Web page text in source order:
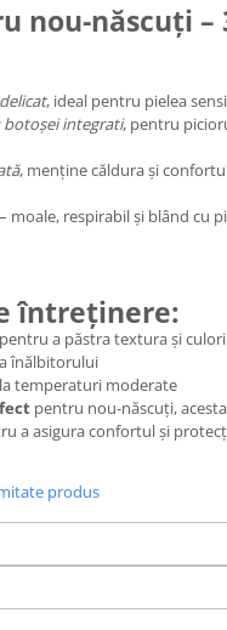
nou-născuți –
, ideal pentru pielea
botoșei integrati, pentru
, menține căldura și
moale, respirabil și blând cu
întreținere:
pentru a păstra textura și
înălbitorului
temperaturi moderate
pentru nou-născuți,
a asigura confortul și
produs